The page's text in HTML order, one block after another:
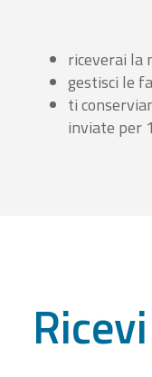
riceverai la
gestisci le
ti
inviate per